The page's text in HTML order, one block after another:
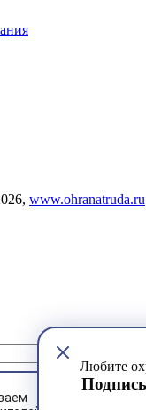
Любите
www.ohranatruda.ru